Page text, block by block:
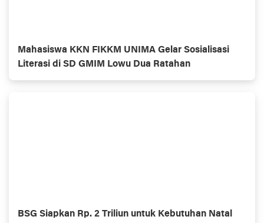
Mahasiswa KKN FIKKM UNIMA Gelar Sosialisasi
Literasi di SD GMIM Lowu Dua Ratahan
BSG Siapkan Rp. 2 Triliun untuk Kebutuhan Natal